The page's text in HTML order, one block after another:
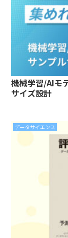
機械学習/AIモ
サイズ設計
データサイエンス